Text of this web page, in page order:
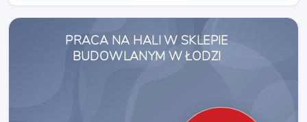
PRACA NA HALI W SKLEPIE
BUDOWLANYM W ŁODZI